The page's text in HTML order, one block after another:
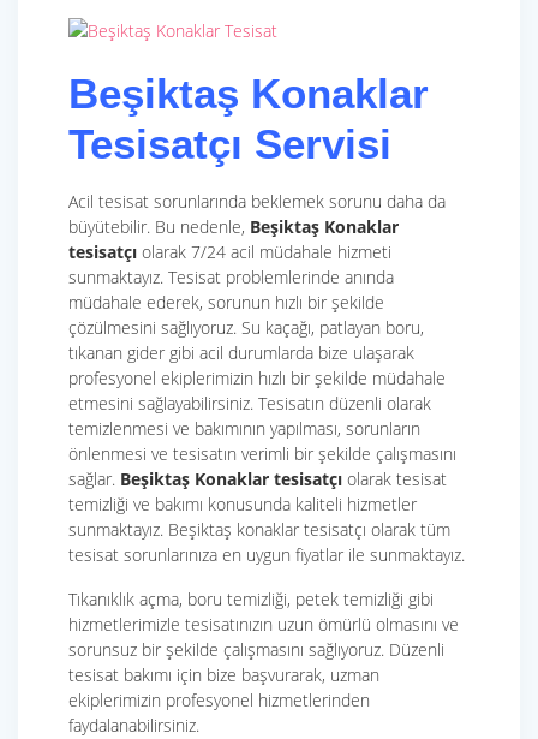
Beşiktaş Konaklar
Tesisatçı Servisi
Acil tesisat sorunlarında beklemek sorunu daha da
büyütebilir. Bu nedenle, Beşiktaş Konaklar
tesisatçı olarak 7/24 acil müdahale hizmeti
sunmaktayız. Tesisat problemlerinde anında
müdahale ederek, sorunun hızlı bir şekilde
çözülmesini sağlıyoruz. Su kaçağı, patlayan boru,
tıkanan gider gibi acil durumlarda bize ulaşarak
profesyonel ekiplerimizin hızlı bir şekilde müdahale
etmesini sağlayabilirsiniz. Tesisatın düzenli olarak
temizlenmesi ve bakımının yapılması, sorunların
önlenmesi ve tesisatın verimli bir şekilde çalışmasını
sağlar. Beşiktaş Konaklar tesisatçı olarak tesisat
temizliği ve bakımı konusunda kaliteli hizmetler
sunmaktayız. Beşiktaş konaklar tesisatçı olarak tüm
tesisat sorunlarınıza en uygun fiyatlar ile sunmaktayız.
Tıkanıklık açma, boru temizliği, petek temizliği gibi
hizmetlerimizle tesisatınızın uzun ömürlü olmasını ve
sorunsuz bir şekilde çalışmasını sağlıyoruz. Düzenli
tesisat bakımı için bize başvurarak, uzman
ekiplerimizin profesyonel hizmetlerinden
faydalanabilirsiniz.